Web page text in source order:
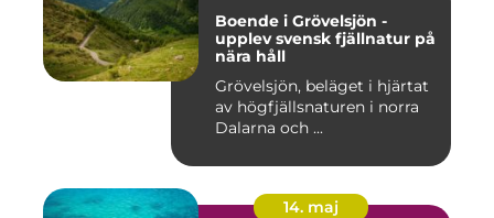
Boende i Grövelsjön -
upplev svensk fjällnatur på
nära håll
Grövelsjön, beläget i hjärtat
av högfjällsnaturen i norra
Dalarna och ...
14. maj